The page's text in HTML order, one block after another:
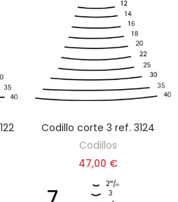
ELEGIR OPCIÓN
Codillo corte 3 ref. 3124
Codillos
47,00 €